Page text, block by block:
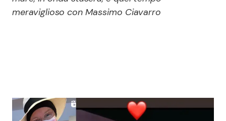
Politica Reality e Talent
News Cinema News dal mondo
meraviglioso con Massimo Ciavarro